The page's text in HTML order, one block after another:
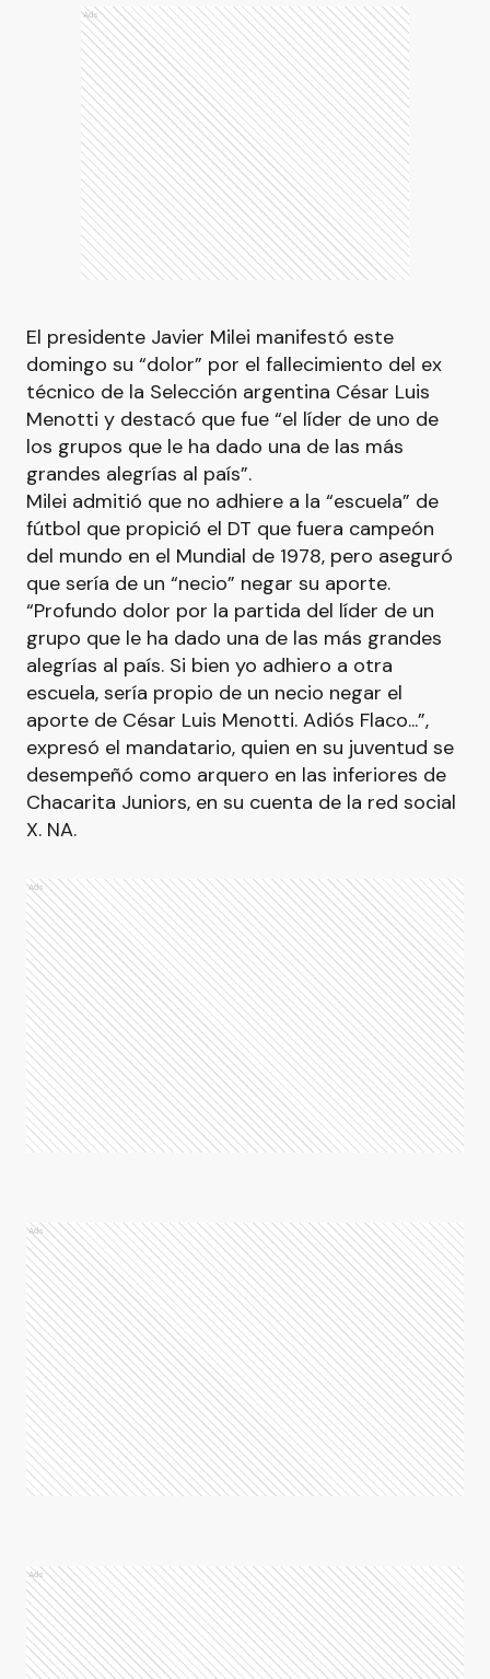
Ads
El presidente Javier Milei manifestó este
domingo su “dolor” por el fallecimiento del ex
técnico de la Selección argentina César Luis
Menotti y destacó que fue “el líder de uno de
los grupos que le ha dado una de las más
grandes alegrías al país”.
Milei admitió que no adhiere a la “escuela” de
fútbol que propició el DT que fuera campeón
del mundo en el Mundial de 1978, pero aseguró
que sería de un “necio” negar su aporte.
“Profundo dolor por la partida del líder de un
grupo que le ha dado una de las más grandes
alegrías al país. Si bien yo adhiero a otra
escuela, sería propio de un necio negar el
aporte de César Luis Menotti. Adiós Flaco...”,
expresó el mandatario, quien en su juventud se
desempeñó como arquero en las inferiores de
Chacarita Juniors, en su cuenta de la red social
X. NA.
Ads
Ads
Ads